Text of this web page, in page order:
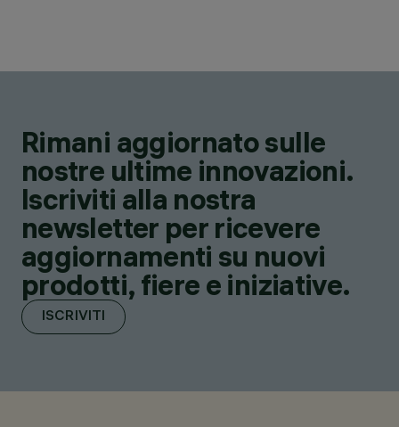
Rimani aggiornato sulle
nostre ultime innovazioni.
Iscriviti alla nostra
newsletter per ricevere
aggiornamenti su nuovi
prodotti, fiere e iniziative.
ISCRIVITI